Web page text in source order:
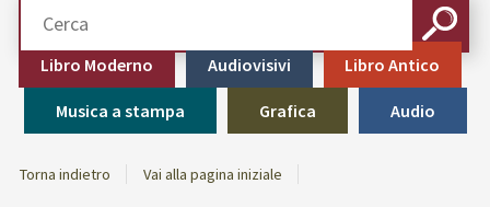
Libro Moderno Audiovisivi Libro Antico
Musica a stampa Grafica Audio
CERCA
Torna indietro Vai alla pagina iniziale